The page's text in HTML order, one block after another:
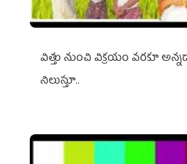
విత్తు నుంచి విక్రయం వరకూ
నిలుస్తూ..